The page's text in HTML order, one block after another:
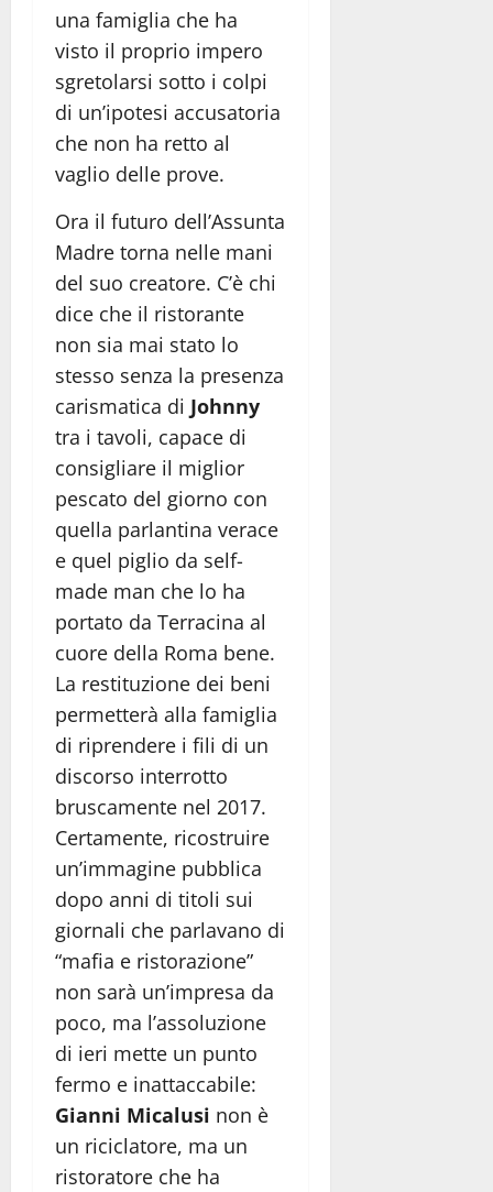
una famiglia che ha
visto il proprio impero
sgretolarsi sotto i colpi
di un’ipotesi accusatoria
che non ha retto al
vaglio delle prove.
Ora il futuro dell’Assunta
Madre torna nelle mani
del suo creatore. C’è chi
dice che il ristorante
non sia mai stato lo
stesso senza la presenza
carismatica di Johnny
tra i tavoli, capace di
consigliare il miglior
pescato del giorno con
quella parlantina verace
e quel piglio da self-
made man che lo ha
portato da Terracina al
cuore della Roma bene.
La restituzione dei beni
permetterà alla famiglia
di riprendere i fili di un
discorso interrotto
bruscamente nel 2017.
Certamente, ricostruire
un’immagine pubblica
dopo anni di titoli sui
giornali che parlavano di
“mafia e ristorazione”
non sarà un’impresa da
poco, ma l’assoluzione
di ieri mette un punto
fermo e inattaccabile:
Gianni Micalusi non è
un riciclatore, ma un
ristoratore che ha